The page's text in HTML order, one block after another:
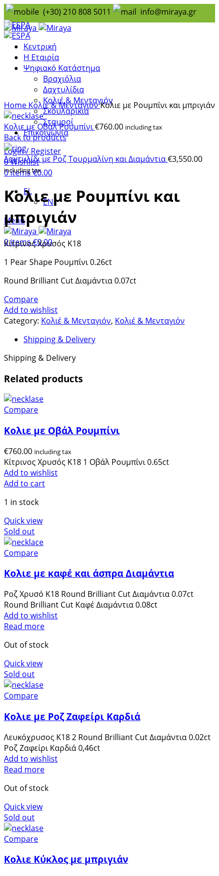
(+30) 210 808 5011 info@miraya.gr
Κεντρική
Η Εταιρία
Ψηφιακό Κατάστημα
Βραχιόλια
Δαχτυλίδια
Κολιέ & Μενταγιόν
Σκουλαρίκια
Σταυροί
Επικοινωνία
Login / Register
0Wishlist
0items €0.00
EL
EN
Menu
0items€0.00
Sold out
Click to enlarge
Home Κολιέ & ΜενταγιόνΚολιε με Ρουμπίνι και μπριγιάν
Κολιε με Οβάλ Ρουμπίνι€760.00 including tax
Back to products
Δαχτυλίδι με Ροζ Τουρμαλίνη και Διαμάντια€3,550.00
including tax
Κολιε με Ρουμπίνι και
μπριγιάν
Κίτρινος Χρυσός Κ18
1 Pear Shape Ρουμπίνι 0.26ct
Round Brilliant Cut Διαμάντια 0.07ct
Compare
Add to wishlist
Category: Κολιέ & Μενταγιόν, Κολιέ & Μενταγιόν
Shipping & Delivery
Shipping & Delivery
Related products
Compare
Κολιε με Οβάλ Ρουμπίνι
€760.00 including tax
Κίτρινος Χρυσός Κ18 1 Οβάλ Ρουμπίνι 0.65ct
Add to wishlist
Add to cart
1 in stock
Quick view
Sold out
Compare
Κολιε με καφέ και άσπρα Διαμάντια
Ροζ Χρυσό Κ18 Round Brilliant Cut Διαμάντια 0.07ct
Round Brilliant Cut Καφέ Διαμάντια 0.08ct
Add to wishlist
Read more
Out of stock
Quick view
Sold out
Compare
Κολιε με Ροζ Ζαφείρι Καρδιά
Λευκόχρυσος Κ18 2 Round Brilliant Cut Διαμάντια 0.02ct
Ροζ Ζαφείρι Καρδιά 0,46ct
Add to wishlist
Read more
Out of stock
Quick view
Sold out
Compare
Κολιε Κύκλος με μπριγιάν
Απαραίτητα
cookies δεν
είναι
προαιρετικά.
Απαιτούνται
για τη
λειτουργία
ιστότοπου.
Στατιστικά
βελτιώσουμε τη
και τη δομή του
ιστότοπου, με
βάση τον τρόπο
χρήσης του
ιστότοπου.
Επισκεψιμότητα
Προκειμένου ο
ιστότοπός μας να
δυνατόν καλύτερα
σας. Εάν αρνηθείτε
αυτά τα cookies,
κάποια
λειτουργικότητα θα
εξαφανιστεί από
τον ιστότοπο.
Marketing
Μοιράζοντας
ενδιαφέροντα
συμπεριφορά
σας καθώς
επισκέπτεστε
τον ιστότοπό
μας, αυξάνετε
την
πιθανότητα να
δείτε
εξατομικευμένο
περιεχόμενο
και
προσφορές.